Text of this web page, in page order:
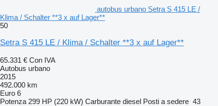
autobus urbano Setra S 415 LE /
Klima / Schalter **3 x auf Lager**
50
Setra S 415 LE / Klima / Schalter **3 x auf Lager**
65.331 € Con IVA
Autobus urbano
2015
492.000 km
Euro 6
Potenza 299 HP (220 kW) Carburante diesel Posti a sedere 43